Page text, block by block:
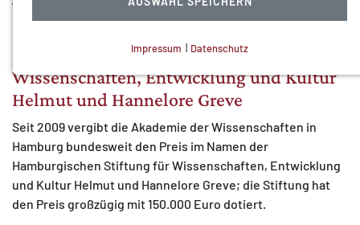
Wissenschaftspreis
der Hamburgischen Stiftung für
Wissenschaften, Entwicklung und Kultur
Helmut und Hannelore Greve
Seit 2009 vergibt die Akademie der Wissenschaften in
Hamburg bundesweit den Preis im Namen der
Hamburgischen Stiftung für Wissenschaften, Entwicklung
und Kultur Helmut und Hannelore Greve; die Stiftung hat
den Preis großzügig mit 150.000 Euro dotiert.
Technisch notwendig.
MATOMO (INTERNE STATISTIK)
Statistik Cookies erfassen Informationen anonym.
Impressum | Datenschutz